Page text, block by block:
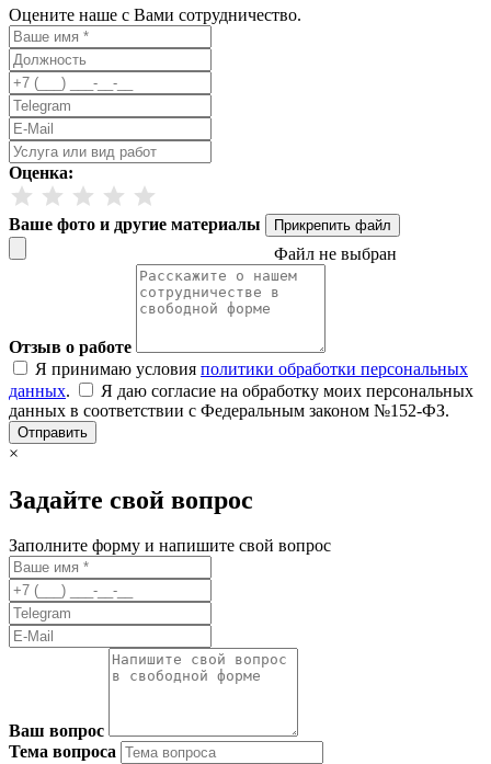
Оцените наше с Вами сотрудничество.
Оценка:
Ваше фото и другие материалы Прикрепить файл
Файл не выбран
Отзыв о работе
Я принимаю условия политики обработки персональных
данных.
Я даю согласие на обработку моих персональных
данных в соответствии с Федеральным законом №152-ФЗ.
Отправить
×
Задайте свой вопрос
Заполните форму и напишите свой вопрос
Ваш вопрос
Тема вопроса